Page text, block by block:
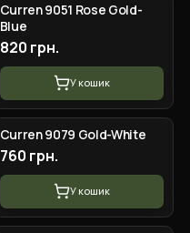
Сurren 9051 Rose Gold-
Blue
820 грн.
У кошик
Сurren 9079 Gold-White
760 грн.
У кошик